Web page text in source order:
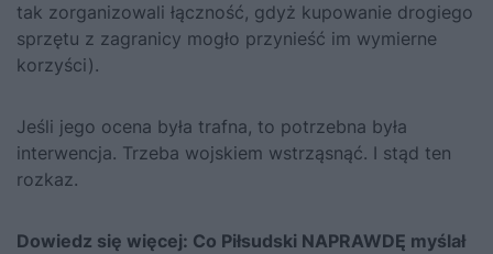
tak zorganizowali łączność, gdyż kupowanie drogiego
sprzętu z zagranicy mogło przynieść im wymierne
korzyści).
Jeśli jego ocena była trafna, to potrzebna była
interwencja. Trzeba wojskiem wstrząsnąć. I stąd ten
rozkaz.
Dowiedz się więcej: Co Piłsudski NAPRAWDĘ myślał